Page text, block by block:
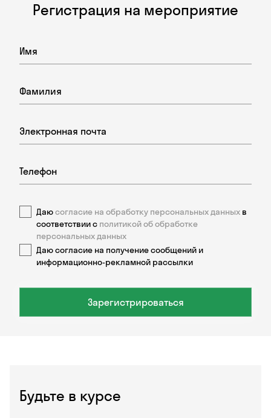
Будьте в курсе
Регистрация на мероприятие
Даюсогласие на обработку персональных данных в
соответствии с политикой об обработке
персональных данных
Даю согласие на получение сообщений и
информационно-рекламной рассылки
Зарегистрироваться